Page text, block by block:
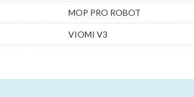
MOP PRO ROBOT
VIOMI V3